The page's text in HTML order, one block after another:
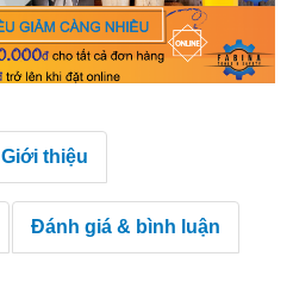
Giới thiệu
Đánh giá & bình luận